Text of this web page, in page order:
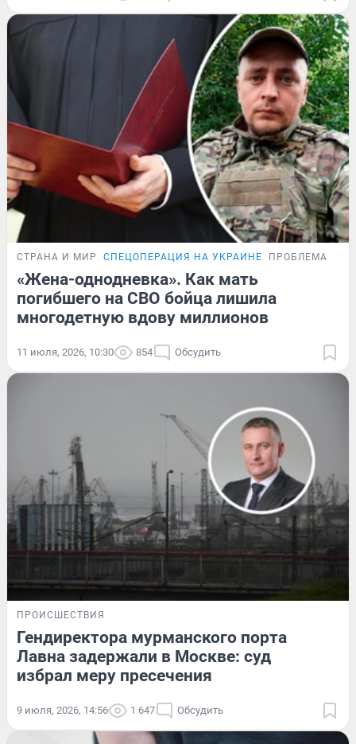
СТРАНА И МИР СПЕЦОПЕРАЦИЯ НА УКРАИНЕ ПРОБЛЕМА
«Жена-однодневка». Как мать
погибшего на СВО бойца лишила
многодетную вдову миллионов
11 июля, 2026, 10:30 854 Обсудить
ПРОИСШЕСТВИЯ
Гендиректора мурманского порта
Лавна задержали в Москве: суд
избрал меру пресечения
9 июля, 2026, 14:56 1 647 Обсудить